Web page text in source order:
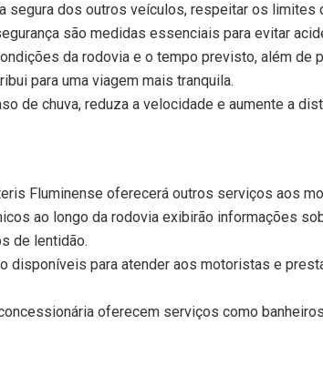
segura dos outros veículos, respeitar os limites
são medidas essenciais para evitar
da rodovia e o tempo previsto, além de
para uma viagem mais tranquila.
de chuva, reduza a velocidade e aumente a
Fluminense oferecerá outros serviços aos
ao longo da rodovia exibirão informações
de lentidão.
disponíveis para atender aos motoristas e
oferecem serviços como